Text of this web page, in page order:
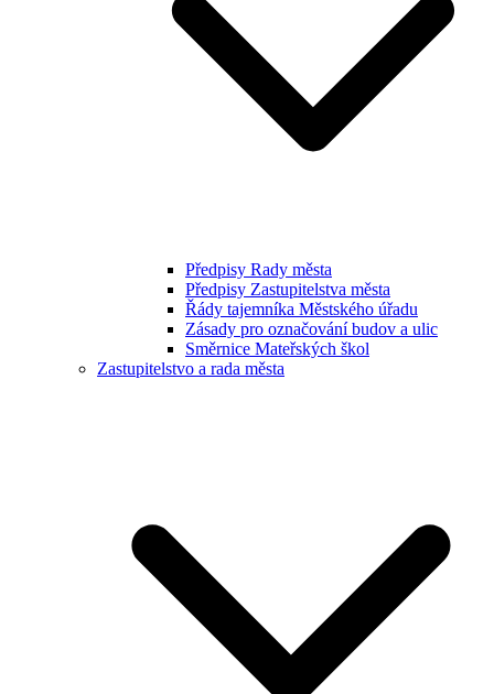
Předpisy Rady města
Předpisy Zastupitelstva města
Řády tajemníka Městského úřadu
Zásady pro označování budov a ulic
Směrnice Mateřských škol
Zastupitelstvo a rada města